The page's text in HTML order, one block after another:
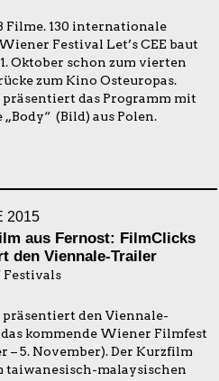
Filme. 130 internationale
Festival Let’s CEE baut
Oktober schon zum vierten
zum Kino Osteuropas.
das Programm mit
(Bild) aus Polen.
2015
aus Fernost: FilmClicks
den Viennale-Trailer
Festivals
den Viennale-
kommende Wiener Filmfest
– 5. November). Der Kurzfilm
taiwanesisch-malaysischen